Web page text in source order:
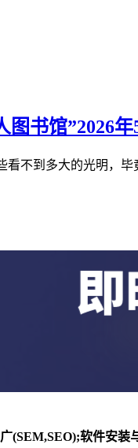
图书馆”2026
不到多大的光明，
(SEM,SEO);软件安装